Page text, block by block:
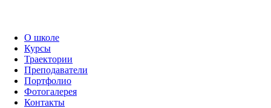
О школе
Курсы
Траектории
Преподаватели
Портфолио
Фотогалерея
Контакты